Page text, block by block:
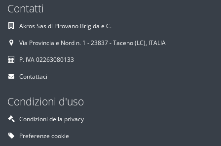
Contatti
Akros Sas di Pirovano Brigida e C.
Via Provinciale Nord n. 1 - 23837 - Taceno (LC), ITALIA
P. IVA 02263080133
Contattaci
Condizioni d'uso
Condizioni della privacy
Preferenze cookie